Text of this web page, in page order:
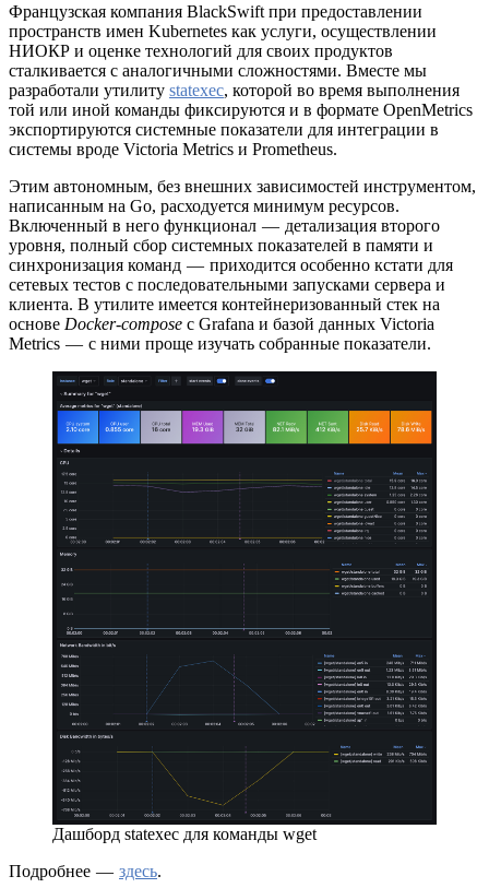
Французская компания BlackSwift при предоставлении
пространств имен Kubernetes как услуги, осуществлении
НИОКР и оценке технологий для своих продуктов
сталкивается с аналогичными сложностями. Вместе мы
разработали утилиту statexec, которой во время выполнения
той или иной команды фиксируются и в формате OpenMetrics
экспортируются системные показатели для интеграции в
системы вроде Victoria Metrics и Prometheus.
Этим автономным, без внешних зависимостей инструментом,
написанным на Go, расходуется минимум ресурсов.
Включенный в него функционал — детализация второго
уровня, полный сбор системных показателей в памяти и
синхронизация команд — приходится особенно кстати для
сетевых тестов с последовательными запусками сервера и
клиента. В утилите имеется контейнеризованный стек на
основе Docker-compose с Grafana и базой данных Victoria
Metrics — с ними проще изучать собранные показатели.
Дашборд statexec для команды wget
Подробнее — здесь.